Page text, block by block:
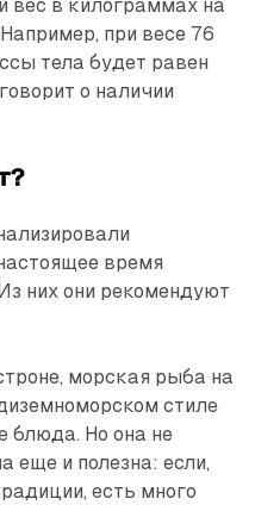
вес в килограммах на
при весе 76
тела будет равен
о наличии
время
них они рекомендуют
морская рыба на
стиле
блюда. Но она не
еще и полезна: если,
есть много